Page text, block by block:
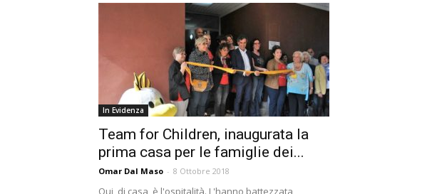
In Evidenza
Team for Children, inaugurata la
prima casa per le famiglie dei...
Omar Dal Maso - 8 Ottobre 2018
Qui, di casa, è l'ospitalità. L'hanno battezzata